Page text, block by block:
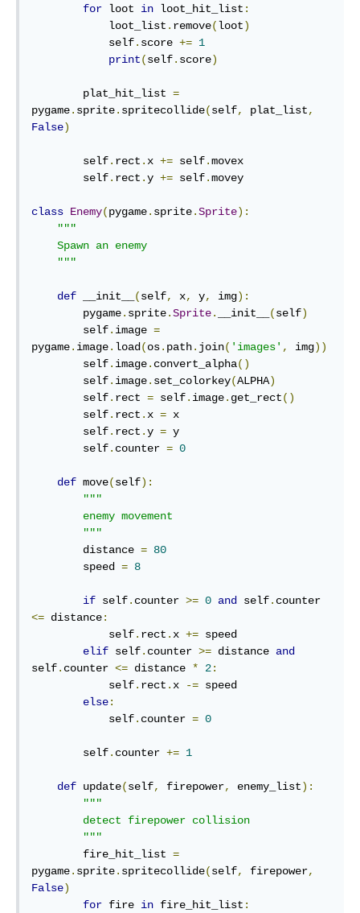
for loot in loot_hit_list :
            loot_list
. remove(loot)
            self
. score += 1
print(self. score)
        plat_hit_list
=
pygame. sprite. spritecollide(self, plat_list,
False)
        self
. rect . x += self.movex
        self
. rect .y += self.movey
class Enemy(pygame. sprite.Sprite):
"""
    """
def __init__ (self, x, y, img):
        pygame
. sprite.Sprite. __init__ (self)
        self
. image =
pygame. image. load (os. path. join( 'images' , img))
        self
. image. convert_alpha()
        self
. image. set_colorkey(ALPHA)
        self
. rect = self. image. get_rect()
        self
. rect . x = x
        self
. rect .y = y
        self
. counter = 0
def move(self):
"""
        """
        distance
= 80
        speed
= 8
if self. counter >= 0 and self.
<= distance:
            self
. rect . x += speed
elif self. counter >= distance and
self. counter <= distance * 2:
            self
. rect . x -= speed
else:
            self
. counter = 0
        self
. counter += 1
def update(self, firepower, enemy_list):
"""
        """
        fire_hit_list
=
pygame. sprite. spritecollide(self, firepower,
False)
for fire in fire_hit_list :